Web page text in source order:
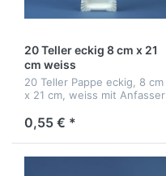
20 Teller eckig 8 cm x 21
cm weiss
20 Teller Pappe eckig, 8 cm
x 21 cm, weiss mit Anfasser
0,55 € *